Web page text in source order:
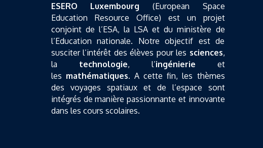
ESERO Luxembourg (European Space
Education Resource Office) est un projet
conjoint de l’ESA, la LSA et du ministère de
l’Education nationale. Notre objectif est de
susciter l’intérêt des élèves pour les sciences,
la technologie, l’ingénierie et
les mathématiques. A cette fin, les thèmes
des voyages spatiaux et de l’espace sont
intégrés de manière passionnante et innovante
dans les cours scolaires.